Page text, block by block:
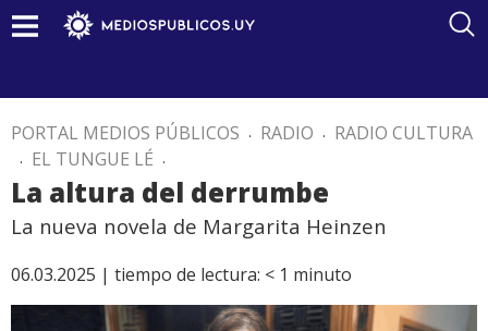
PORTAL MEDIOS PÚBLICOS . RADIO . RADIO CULTURA
. EL TUNGUE LÉ .
La altura del derrumbe
La nueva novela de Margarita Heinzen
06.03.2025 | tiempo de lectura: < 1 minuto